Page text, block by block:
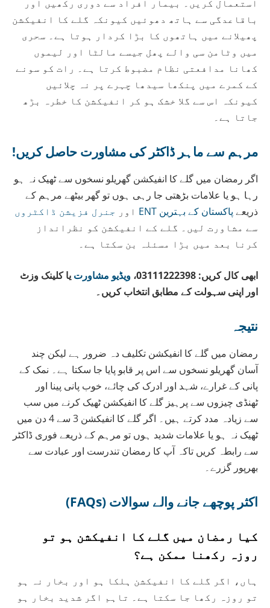
استعمال کریں۔ بیمار افراد سے دوری رکھیں اور
باقاعدگی سے ہاتھ دھوئیں کیونکہ گلے کا انفیکشن
پھیلانے میں ہاتھوں کا بڑا کردار ہوتا ہے۔ سحری
میں وٹامن سی والے پھل جیسے مالٹا اور لیموں
کھانا مدافعتی نظام مضبوط کرتا ہے۔ رات کو سونے
کے کمرے میں پنکھا سیدھا چہرے پر نہ چلائیں
کیونکہ اس سے گلا خشک ہو کر انفیکشن کا خطرہ بڑھ
جاتا ہے۔
مرہم سے ماہر ڈاکٹر کی مشاورت حاصل کریں!
اگر رمضان میں گلے کا انفیکشن گھریلو نسخوں سے ٹھیک نہ ہو
رہا ہو یا علامات بڑھتی جا رہی ہوں تو گھر بیٹھے مرہم کے
ذریعے پاکستان کے بہترین ENT اور جنرل فزیشن ڈاکٹروں
سے مشاورت لیں۔ گلے کے انفیکشن کو نظرانداز
کرنا بعد میں بڑا مسئلہ بن سکتا ہے۔
ابھی کال کریں: 03111222398، ویڈیو مشاورت یا کلینک وزٹ
اور اپنی سہولت کے مطابق انتخاب کریں۔
نتیجہ
رمضان میں گلے کا انفیکشن تکلیف دہ ضرور ہے لیکن چند
آسان گھریلو نسخوں سے اس پر قابو پایا جا سکتا ہے۔ نمک کے
پانی کے غرارے، شہد اور ادرک کی چائے، خوب پانی پینا اور
ٹھنڈی چیزوں سے پرہیز گلے کا انفیکشن ٹھیک کرنے میں سب
سے زیادہ مدد کرتے ہیں۔ اگر گلے کا انفیکشن 3 سے 4 دن میں
ٹھیک نہ ہو یا علامات شدید ہوں تو مرہم کے ذریعے فوری ڈاکٹر
سے رابطہ کریں تاکہ آپ کا رمضان تندرست اور عبادت سے
بھرپور گزرے۔
اکثر پوچھے جانے والے سوالات (FAQs)
کیا رمضان میں گلے کا انفیکشن ہو تو
روزہ رکھنا ممکن ہے؟
ہاں، اگر گلے کا انفیکشن ہلکا ہو اور بخار نہ ہو
تو روزہ رکھا جا سکتا ہے۔ تاہم اگر شدید بخار ہو